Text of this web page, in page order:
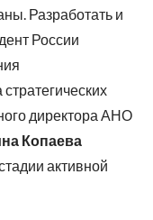
Разработать и
России
директора АНО
Копаева
активной